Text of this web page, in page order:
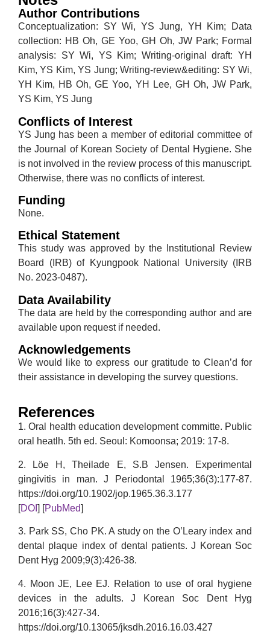
Author Contributions
Conceptualization: SY Wi, YS Jung, YH Kim; Data
collection: HB Oh, GE Yoo, GH Oh, JW Park; Formal
analysis: SY Wi, YS Kim; Writing-original draft: YH
Kim, YS Kim, YS Jung; Writing-review&editing: SY Wi,
YH Kim, HB Oh, GE Yoo, YH Lee, GH Oh, JW Park,
YS Kim, YS Jung
Conflicts of Interest
YS Jung has been a member of editorial committee of
the Journal of Korean Society of Dental Hygiene. She
is not involved in the review process of this manuscript.
Otherwise, there was no conflicts of interest.
Funding
None.
Ethical Statement
This study was approved by the Institutional Review
Board (IRB) of Kyungpook National University (IRB
No. 2023-0487).
Data Availability
The data are held by the corresponding author and are
available upon request if needed.
Acknowledgements
We would like to express our gratitude to Clean’d for
their assistance in developing the survey questions.
References
1. Oral health education development committe. Public
oral heatlh. 5th ed. Seoul: Komoonsa; 2019: 17-8.
2. Löe H, Theilade E, S.B Jensen. Experimental
gingivitis in man. J Periodontal 1965;36(3):177-87.
https://doi.org/10.1902/jop.1965.36.3.177
[DOI ] [PubMed]
3. Park SS, Cho PK. A study on the O’Leary index and
dental plaque index of dental patients. J Korean Soc
Dent Hyg 2009;9(3):426-38.
4. Moon JE, Lee EJ. Relation to use of oral hygiene
devices in the adults. J Korean Soc Dent Hyg
2016;16(3):427-34.
https://doi.org/10.13065/jksdh.2016.16.03.427